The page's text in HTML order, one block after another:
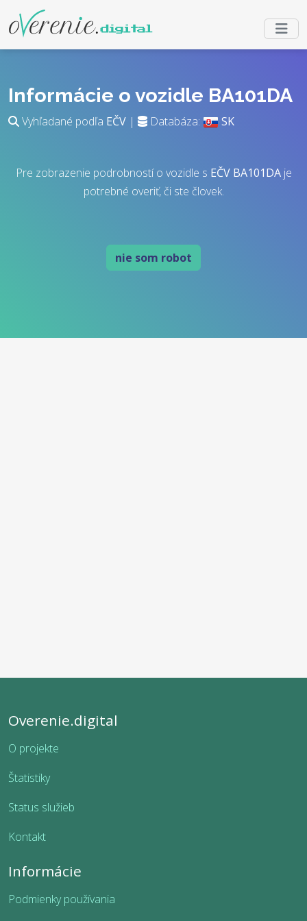
Informácie o vozidle BA101DA
Vyhľadané podľa EČV | Databáza: SK
Pre zobrazenie podrobností o vozidle s EČV BA101DAje
potrebné overiť, či ste človek.
nie som robot
Overenie.digital
O projekte
Štatistiky
Status služieb
Kontakt
Informácie
Podmienky používania